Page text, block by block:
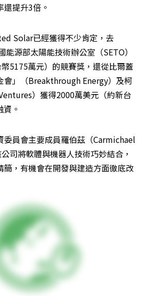
提升3倍。
Solar已經獲得不少肯定，去
能源部太陽能技術辦公室（SETO）
5175萬元）的競賽獎，還從比爾蓋
會」（Breakthrough Energy）及柯
）獲得2000萬美元（約新台
。
委員會主要成員羅伯茲（Carmichael
司將軟體與機器人技術巧妙結合，
簡，有機會在開發與建造方面徹底改